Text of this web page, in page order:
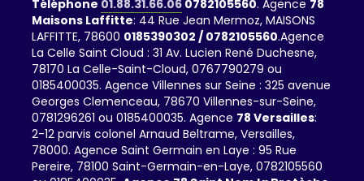
Téléphone 01.88.31.66.06 0782105560. Agence 78
Maisons Laffitte: 44 Rue Jean Mermoz, MAISONS
LAFFITTE, 78600 0185390302 / 0782105560.Agence
La Celle Saint Cloud : 31 Av. Lucien René Duchesne,
78170 La Celle-Saint-Cloud, 0767790279 ou
0185400035. Agence Villennes sur Seine : 325 avenue
Georges Clemenceau, 78670 Villennes-sur-Seine,
0781296261 ou 0185400035. Agence 78 Versailles:
2-12 parvis colonel Arnaud Beltrame, Versailles,
78000. Agence Saint Germain en Laye : 95 Rue
Pereire, 78100 Saint-Germain-en-Laye, 0782105560